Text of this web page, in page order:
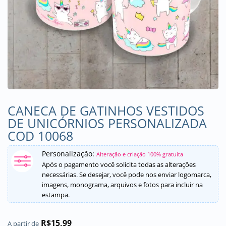
CANECA DE GATINHOS VESTIDOS
DE UNICÓRNIOS PERSONALIZADA
COD 10068
Personalização: Alteração e criação 100% gratuita
Após o pagamento você solicita todas as alterações
necessárias. Se desejar, você pode nos enviar logomarca,
imagens, monograma, arquivos e fotos para incluir na
estampa.
A partir de R$15,99